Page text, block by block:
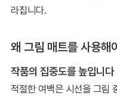
라집니다.
왜 그림 매트를 사용해
작품의 집중도를 높입니다
적절한 여백은 시선을 그림